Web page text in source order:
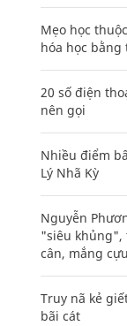
Mẹo học
hóa học bằng
20 số điện
nên gọi
Nhiều điểm
Lý Nhã Kỳ
Nguyễn
"siêu khủng",
cân, mắng
Truy nã kẻ
bãi cát